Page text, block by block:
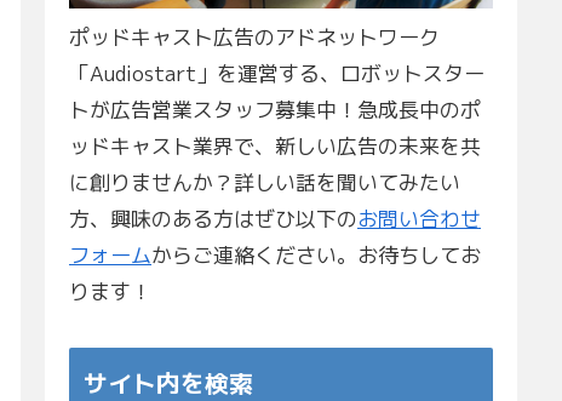
ポッドキャスト広告のアドネットワーク
「Audiostart」を運営する、ロボットスター
トが広告営業スタッフ募集中！急成長中のポ
ッドキャスト業界で、新しい広告の未来を共
に創りませんか？詳しい話を聞いてみたい
方、興味のある方はぜひ以下のお問い合わせ
フォームからご連絡ください。お待ちしてお
ります！
サイト内を検索